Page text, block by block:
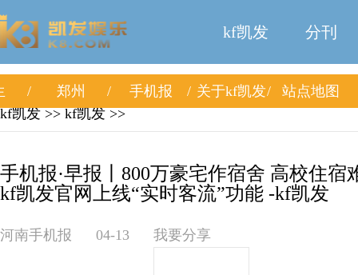
kf凯发 分刊
郑州 手机报 关于kf凯发
站点地图
kf凯发 >> kf凯发 >>
手机报·早报丨800万豪宅作宿舍 高校住宿
kf凯发官网上线“实时客流”功能 -kf凯发
河南手机报 04-13 我要分享